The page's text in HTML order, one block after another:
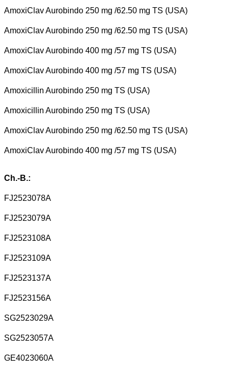
AmoxiClav Aurobindo 250 mg /62.50 mg TS (USA)
AmoxiClav Aurobindo 250 mg /62.50 mg TS (USA)
AmoxiClav Aurobindo 400 mg /57 mg TS (USA)
AmoxiClav Aurobindo 400 mg /57 mg TS (USA)
Amoxicillin Aurobindo 250 mg TS (USA)
Amoxicillin Aurobindo 250 mg TS (USA)
AmoxiClav Aurobindo 250 mg /62.50 mg TS (USA)
AmoxiClav Aurobindo 400 mg /57 mg TS (USA)
Ch.-B.:
FJ2523078A
FJ2523079A
FJ2523108A
FJ2523109A
FJ2523137A
FJ2523156A
SG2523029A
SG2523057A
GE4023060A